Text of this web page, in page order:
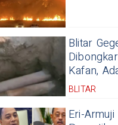
Blitar
Kafan,
BLITAR
Eri-